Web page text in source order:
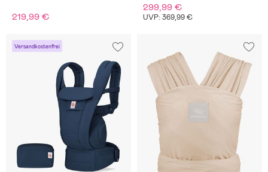
219,99 €
299,99 €
UVP: 369,99 €
Versandkostenfrei